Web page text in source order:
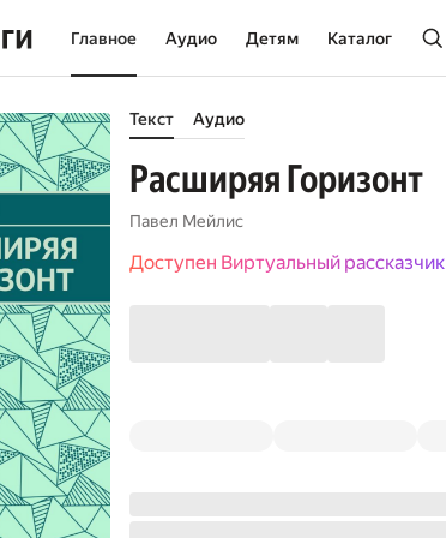
Главное Аудио Детям Каталог
Текст Аудио
Расширяя Горизонт
Павел Мейлис
Доступен Виртуальный рассказчик